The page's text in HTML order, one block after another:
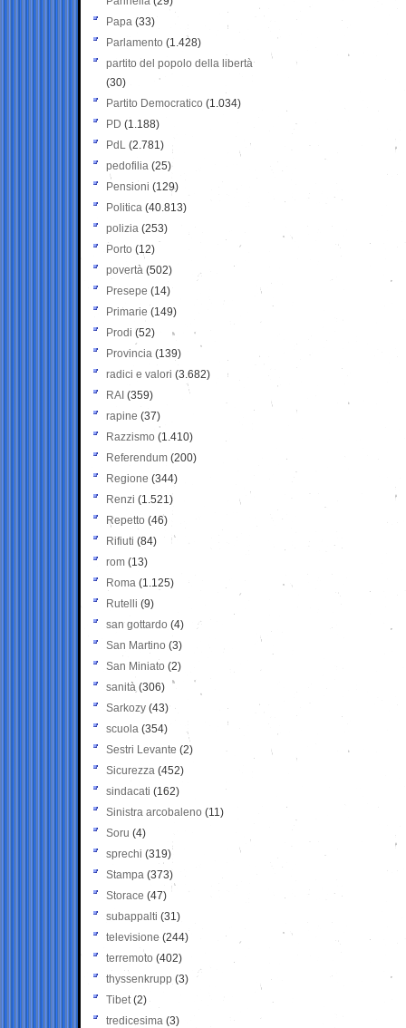
Papa (33)
Parlamento (1.428)
partito del popolo della libertà
(30)
Partito Democratico (1.034)
PD (1.188)
PdL (2.781)
pedofilia (25)
Pensioni (129)
Politica (40.813)
polizia (253)
Porto (12)
povertà (502)
Presepe (14)
Primarie (149)
Prodi (52)
Provincia (139)
radici e valori (3.682)
RAI (359)
rapine (37)
Razzismo (1.410)
Referendum (200)
Regione (344)
Renzi (1.521)
Repetto (46)
Rifiuti (84)
rom (13)
Roma (1.125)
Rutelli (9)
san gottardo (4)
San Martino (3)
San Miniato (2)
sanità (306)
Sarkozy (43)
scuola (354)
Sestri Levante (2)
Sicurezza (452)
sindacati (162)
Sinistra arcobaleno (11)
Soru (4)
sprechi (319)
Stampa (373)
Storace (47)
subappalti (31)
televisione(244)
terremoto (402)
thyssenkrupp (3)
Tibet(2)
tredicesima (3)